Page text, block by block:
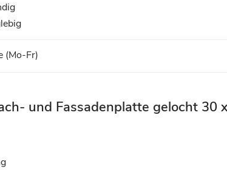
(Mo-Fr)
und Fassadenplatte gelocht 30